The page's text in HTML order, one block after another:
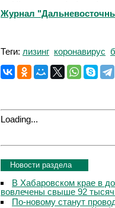
Журнал
Теги: лизинг коронавирус
Loading...
Новости раздела
В Хабаровском крае в
вовлечены свыше 92 тысяч
По-новому станут